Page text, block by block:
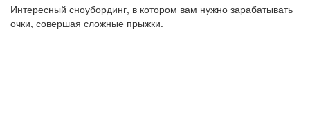
Интересный сноубординг, в котором вам нужно зарабатывать
очки, совершая сложные прыжки.